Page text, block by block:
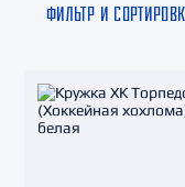
ФИЛЬТР И